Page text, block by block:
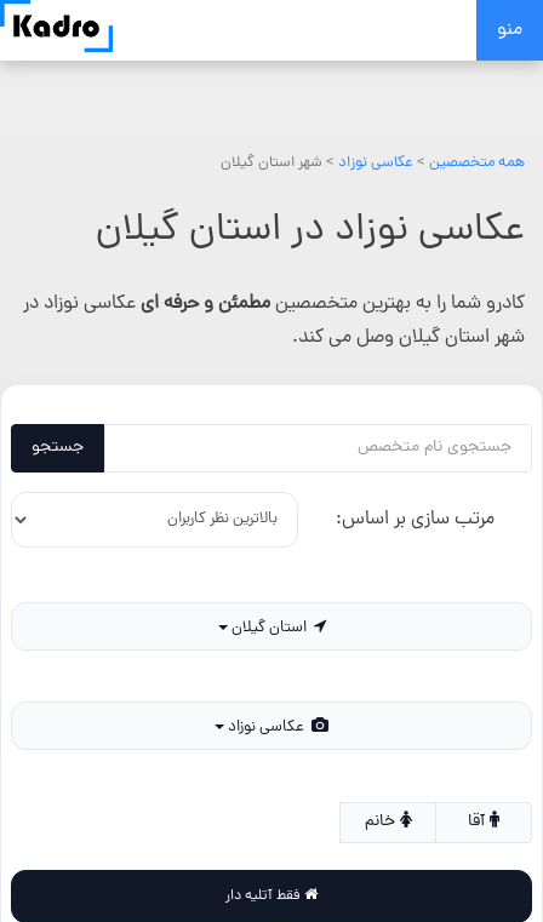
Skip
منو
همه متخصصین > عکاسی نوزاد > شهر استان گیلان
عکاسی نوزاد در استان گیلان
کادرو شما را به بهترین متخصصینمطمئن و حرفه ایعکاسی نوزاد در
شهر استان گیلان وصل می کند.
جستجو
مرتب سازی بر اساس:
استان گیلان
خانم